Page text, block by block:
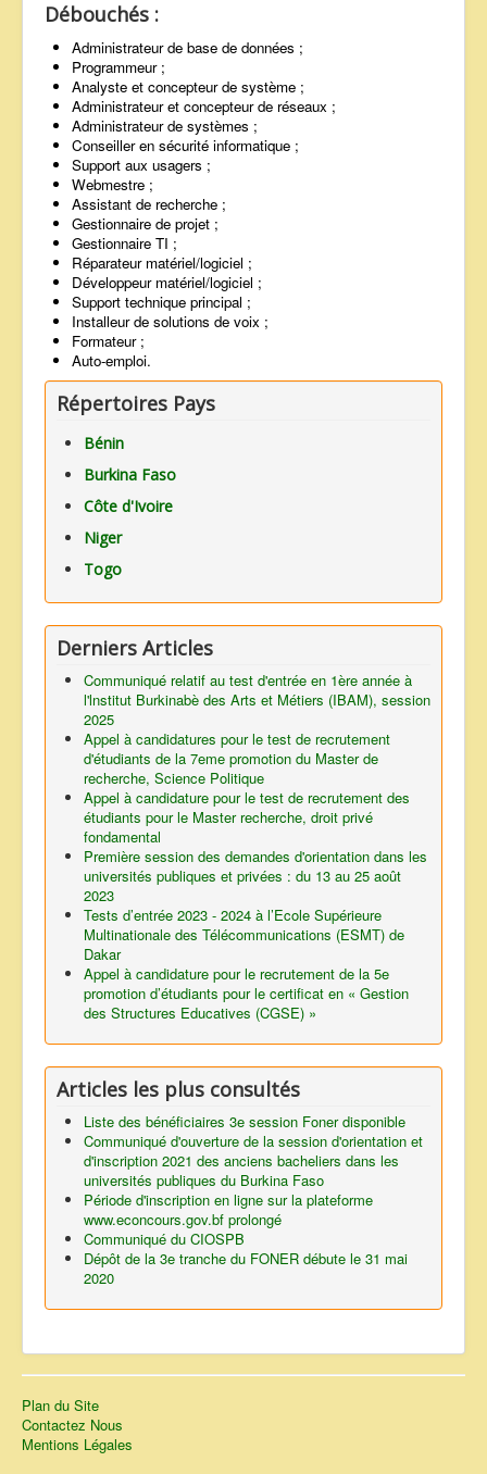
Débouchés :
Administrateur de base de données ;
Programmeur ;
Analyste et concepteur de système ;
Administrateur et concepteur de réseaux ;
Administrateur de systèmes ;
Conseiller en sécurité informatique ;
Support aux usagers ;
Webmestre ;
Assistant de recherche ;
Gestionnaire de projet ;
Gestionnaire TI ;
Réparateur matériel/logiciel ;
Développeur matériel/logiciel ;
Support technique principal ;
Installeur de solutions de voix ;
Formateur ;
Auto-emploi.
Répertoires Pays
Bénin
Burkina Faso
Côte d'Ivoire
Niger
Togo
Derniers Articles
Communiqué relatif au test d'entrée en 1ère année à
l'lnstitut Burkinabè des Arts et Métiers (IBAM), session
2025
Appel à candidatures pour le test de recrutement
d'étudiants de la 7eme promotion du Master de
recherche, Science Politique
Appel à candidature pour le test de recrutement des
étudiants pour le Master recherche, droit privé
fondamental
Première session des demandes d'orientation dans les
universités publiques et privées : du 13 au 25 août
2023
Tests d’entrée 2023 - 2024 à l’Ecole Supérieure
Multinationale des Télécommunications (ESMT) de
Dakar
Appel à candidature pour le recrutement de la 5e
promotion d’étudiants pour le certificat en « Gestion
des Structures Educatives (CGSE) »
Articles les plus consultés
Liste des bénéficiaires 3e session Foner disponible
Communiqué d'ouverture de la session d'orientation et
d'inscription 2021 des anciens bacheliers dans les
universités publiques du Burkina Faso
Période d'inscription en ligne sur la plateforme
www.econcours.gov.bf prolongé
Communiqué du CIOSPB
Dépôt de la 3e tranche du FONER débute le 31 mai
2020
Plan du Site
Contactez Nous
Mentions Légales